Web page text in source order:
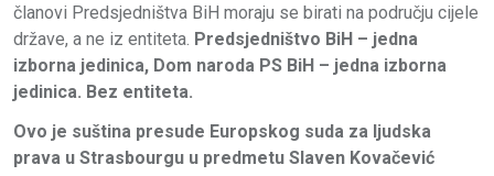
članovi Predsjedništva BiH moraju se birati na području cijele
države, a ne iz entiteta. Predsjedništvo BiH – jedna
izborna jedinica, Dom naroda PS BiH – jedna izborna
jedinica. Bez entiteta.
Ovo je suština presude Europskog suda za ljudska
prava u Strasbourgu u predmetu Slaven Kovačević